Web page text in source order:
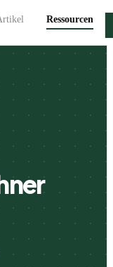
Ressourcen